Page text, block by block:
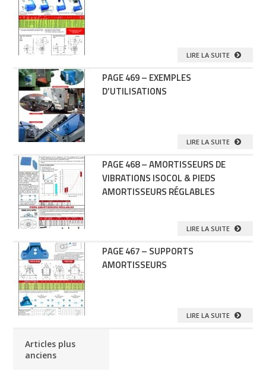
LIRE LA SUITE
PAGE 469 – EXEMPLES
D’UTILISATIONS
LIRE LA SUITE
PAGE 468 – AMORTISSEURS DE
VIBRATIONS ISOCOL & PIEDS
AMORTISSEURS RÉGLABLES
LIRE LA SUITE
PAGE 467 – SUPPORTS
AMORTISSEURS
LIRE LA SUITE
Articles plus
anciens